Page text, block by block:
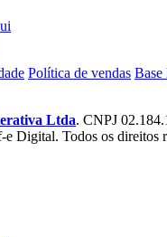
Política de vendas Base
Ltda. CNPJ
Digital. Todos os direitos